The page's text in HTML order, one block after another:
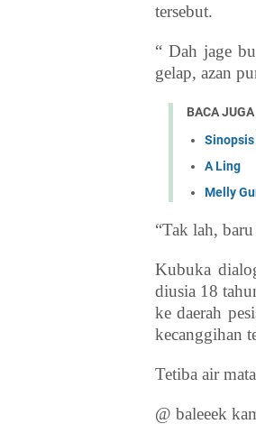
tersebut.
“ Dah jage
gelap, azan
BACA JUGA
A Ling
Melly
“Tak lah,
Kubuka
diusia 18
ke daerah
kecanggihan
Tetiba air
@ baleeek